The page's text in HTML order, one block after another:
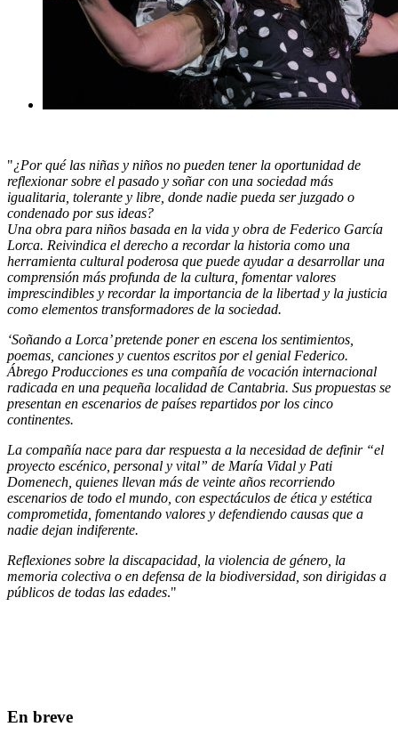
"¿Por qué las niñas y niños no pueden tener la oportunidad de
reflexionar sobre el pasado y soñar con una sociedad más
igualitaria, tolerante y libre, donde nadie pueda ser juzgado o
condenado por sus ideas?
Una obra para niños basada en la vida y obra de Federico García
Lorca. Reivindica el derecho a recordar la historia como una
herramienta cultural poderosa que puede ayudar a desarrollar una
comprensión más profunda de la cultura, fomentar valores
imprescindibles y recordar la importancia de la libertad y la justicia
como elementos transformadores de la sociedad.
‘Soñando a Lorca’ pretende poner en escena los sentimientos,
poemas, canciones y cuentos escritos por el genial Federico.
Ábrego Producciones es una compañía de vocación internacional
radicada en una pequeña localidad de Cantabria. Sus propuestas se
presentan en escenarios de países repartidos por los cinco
continentes.
La compañía nace para dar respuesta a la necesidad de definir “el
proyecto escénico, personal y vital” de María Vidal y Pati
Domenech, quienes llevan más de veinte años recorriendo
escenarios de todo el mundo, con espectáculos de ética y estética
comprometida, fomentando valores y defendiendo causas que a
nadie dejan indiferente.
Reflexiones sobre la discapacidad, la violencia de género, la
memoria colectiva o en defensa de la biodiversidad, son dirigidas a
públicos de todas las edades."
En breve